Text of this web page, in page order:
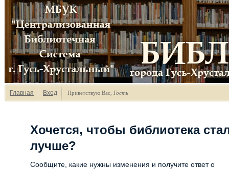
Главная Вход Приветствую Вас Гость
Хочется, чтобы библиотека
лучше?
Сообщите, какие нужны изменения и получите ответ о